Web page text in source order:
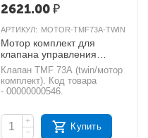
2621.00₽
АРТИКУЛ: MOTOR-TMF73A-TWIN
Мотор комплект для
клапана управления
RUNXIN TMF73A Twin
Клапан TMF 73A (twin/мотор
комплект). Код товара
- 00000000546.
+
−
Купить